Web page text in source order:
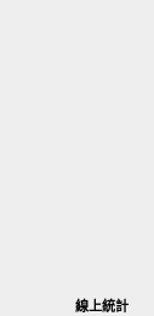
線上統計